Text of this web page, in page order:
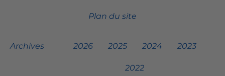
Plan du site
Archives 2026 2025 2024 2023
2022